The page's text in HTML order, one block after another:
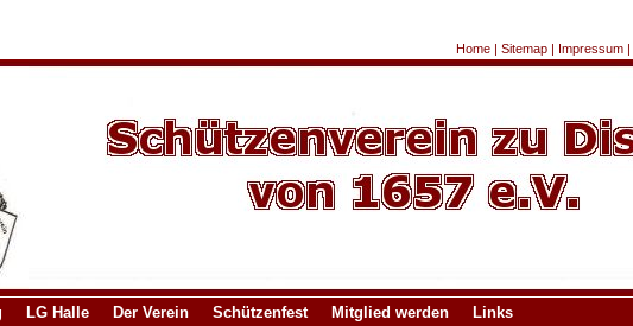
Home | Sitemap | Impressum |
LG Halle Der Verein Schützenfest Mitglied werden Links